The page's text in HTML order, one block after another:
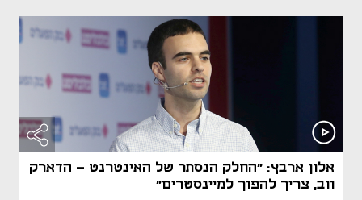
אלון ארבץ: "החלק הנסתר של האינטרנט - הדארק
ווב, צריך להפוך למיינסטרים"